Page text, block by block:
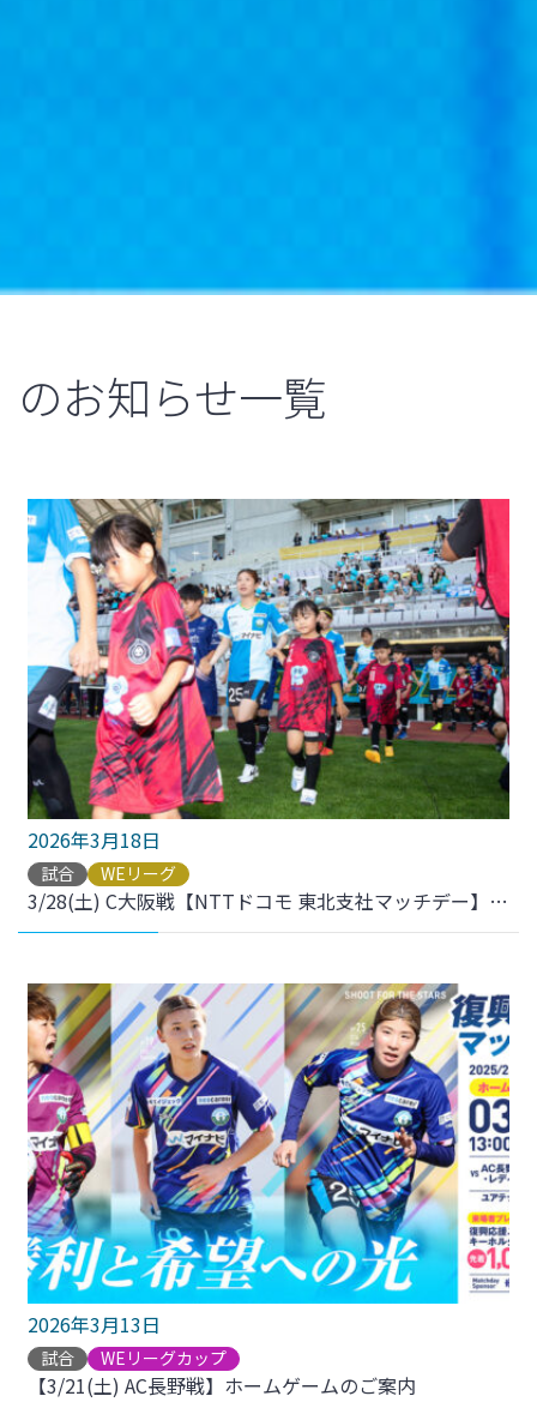
のお知らせ一覧
2026年3月18日
試合 WEリーグ
3/28(土) C大阪戦【NTTドコモ 東北支社マッチデー】dポイントクラブ会員様限定 エスコートキッズ募集
2026年3月13日
試合 WEリーグカップ
【3/21(土) AC長野戦】ホームゲームのご案内